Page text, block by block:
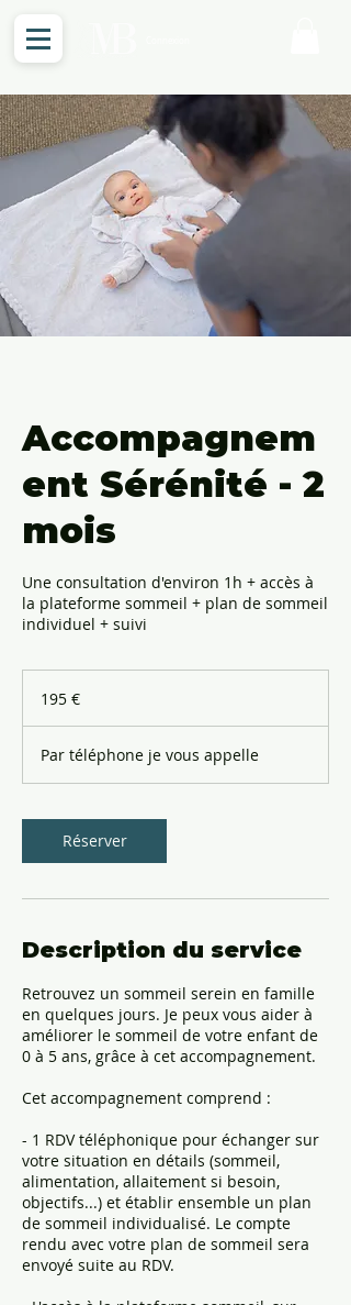
Accompagnem
ent Sérénité - 2
mois
Une consultation d'environ 1h + accès à
la plateforme sommeil + plan de sommeil
individuel + suivi
195 €
Par téléphone je vous appelle
Réserver
Description du service
Retrouvez un sommeil serein en famille
en quelques jours. Je peux vous aider à
améliorer le sommeil de votre enfant de
0 à 5 ans, grâce à cet accompagnement.
Cet accompagnement comprend :
- 1 RDV téléphonique pour échanger sur
votre situation en détails (sommeil,
alimentation, allaitement si besoin,
objectifs...) et établir ensemble un plan
de sommeil individualisé. Le compte
rendu avec votre plan de sommeil sera
envoyé suite au RDV.